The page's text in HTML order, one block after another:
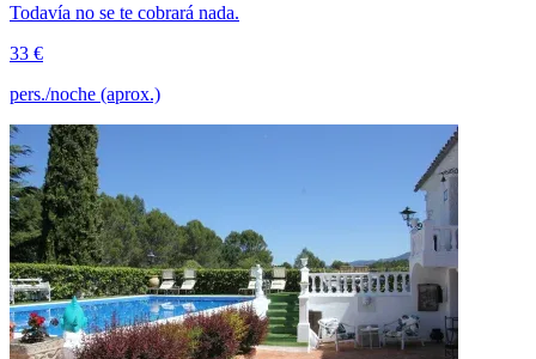
Todavía no se te cobrará nada.
33 €
pers./noche (aprox.)